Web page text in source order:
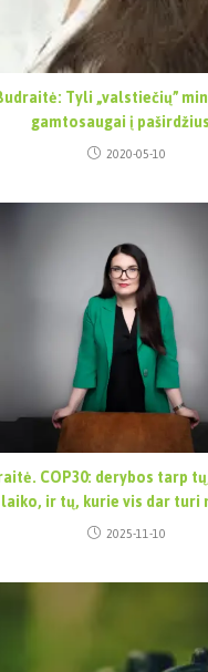
Tyli „valstiečių”
gamtosaugai į paširdžius
2020-05-10
COP30: derybos tarp
laiko, ir tų, kurie vis dar turi
2025-11-10